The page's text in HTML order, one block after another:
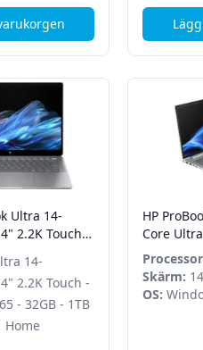
Ultra 7 258V - 32GB - 1TB
Ultra 14-
2.2K Touch -
Home
14-
2.2K Touch -
- 32GB - 1TB
Home
HP
Core
512GB -
Ultra 5
Skärm:
OS: